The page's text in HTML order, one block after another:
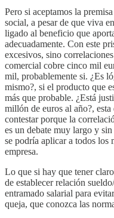
Pero si aceptamos la
social, a pesar de que viva
ligado al beneficio que
adecuadamente. Con este
excesivos, sino
comercial cobre cinco mil
mil, probablemente si. ¿Es
mismo?, si el producto que
más que probable. ¿Está
millón de euros al año?,
contestar porque la
es un debate muy largo y
se podría aplicar a todos los
empresa.
Lo que si hay que tener
de establecer relación
entramado salarial para
queja, que conozca las